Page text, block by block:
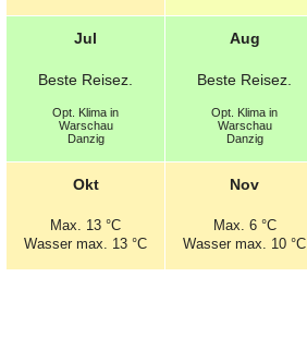
Jul
Beste Reisez.
Opt. Klima in
Warschau
Danzig
Aug
Beste Reisez.
Opt. Klima in
Warschau
Danzig
Okt
Max.
13 °C
Wasser max. 13 °C
Nov
Max. 6 °C
Wasser max. 10 °C